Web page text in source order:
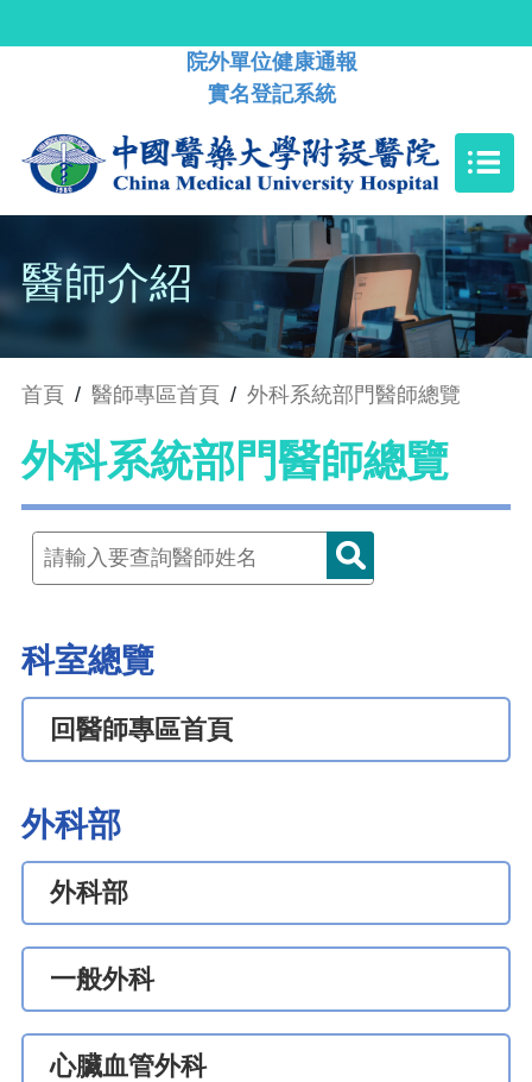
院外單位健康通報
實名登記系統
醫師介紹
首頁 / 醫師專區首頁 / 外科系統部門醫師總覽
外科系統部門醫師總覽
科室總覽
回醫師專區首頁
外科部
外科部
一般外科
心臟血管外科